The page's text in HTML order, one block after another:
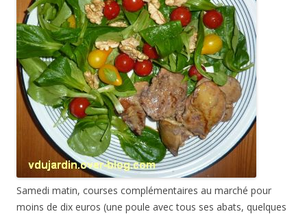
Samedi matin, courses complémentaires au marché pour
moins de dix euros (une poule avec tous ses abats, quelques